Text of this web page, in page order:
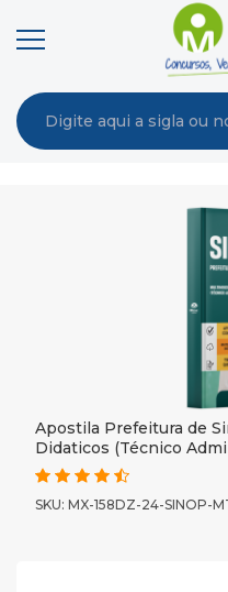
Apostila Prefeitura de
Didaticos (Técnico
SKU: MX-158DZ-24-SINOP-